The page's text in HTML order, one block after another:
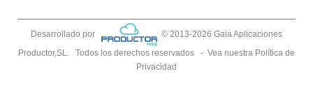
Desarrollado por
© 2013-2026 Gaia Aplicaciones
Productor,SL. Todos los derechos reservados - Vea nuestra Política de
Privacidad